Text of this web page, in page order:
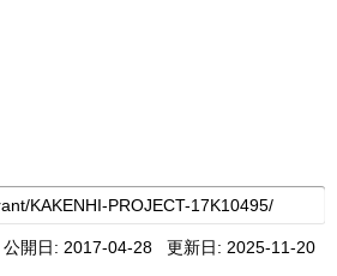
公開日: 2017-04-28 更新日: 2025-11-20